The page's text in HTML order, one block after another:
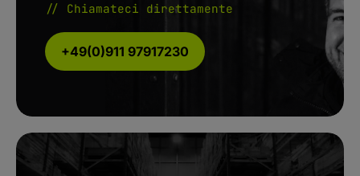
// Chiamateci direttamente
+49(0)911 97917230